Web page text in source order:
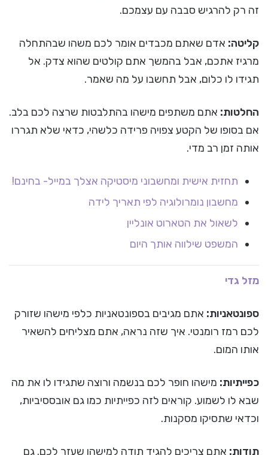
זה רק להרגיש סבבה עם עצמכם.
קליטה: אדם שאתם מכבדים אומר לכם משהו שבהתחלה
מרגיז אתכם, אבל בהמשך אתם קולטים שהוא צדק. אל
תגידו לו כלום, אבל תחשבו על מה שאמר.
החלטות: אתם משתפים מישהו בהתלבטות שרצה לכם בלב.
אם בסופו של הקטע צפויה פרידה כלשהי, כדאי שלא תגררו
אותה זמן רב מדי.
תחזית אישית ומחשבוני מיסטיקה אצלך במייל- בחינם!
מחשבון נומרולוגיה לפי תאריך לידה
לשאול את הטארוט אונליין
המשפט שילווה אותך היום
מזל גדי
ספונטאניות: אתם מגיבים בספונטאניות כלפי מישהו שזורק
לכם רמז רומנטי. איך שזה נראה, אתם מצליחים להשאיר
אותו המום.
כפייתיות: מישהו חופר לכם בנשמה ורוצה שתגידו לו את מה
שבא לו לשמוע. קוראים לזה כפייתיות כמו גם אובססיביות,
וכדאי שתסיקו מסקנות.
תודות: אתם צריכים להגיד תודה למישהו שעזר לכם. גם